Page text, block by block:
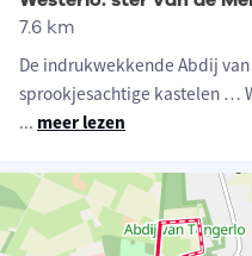
7.6 km
De indrukwekkende Abdij
sprookjesachtige kastelen …
... meer lezen